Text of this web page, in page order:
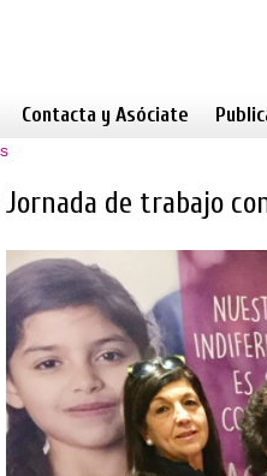
Contacta y Asóciate
de trabajo